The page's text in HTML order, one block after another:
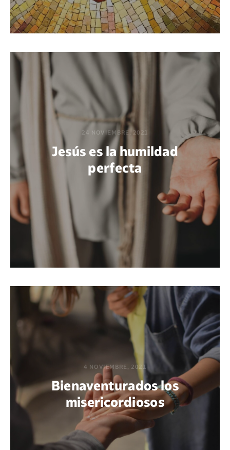
24 NOVIEMBRE, 2021
Jesús es la humildad
perfecta
4 NOVIEMBRE, 2021
Bienaventurados los
misericordiosos
POR GABRIEL M. ACUÑA